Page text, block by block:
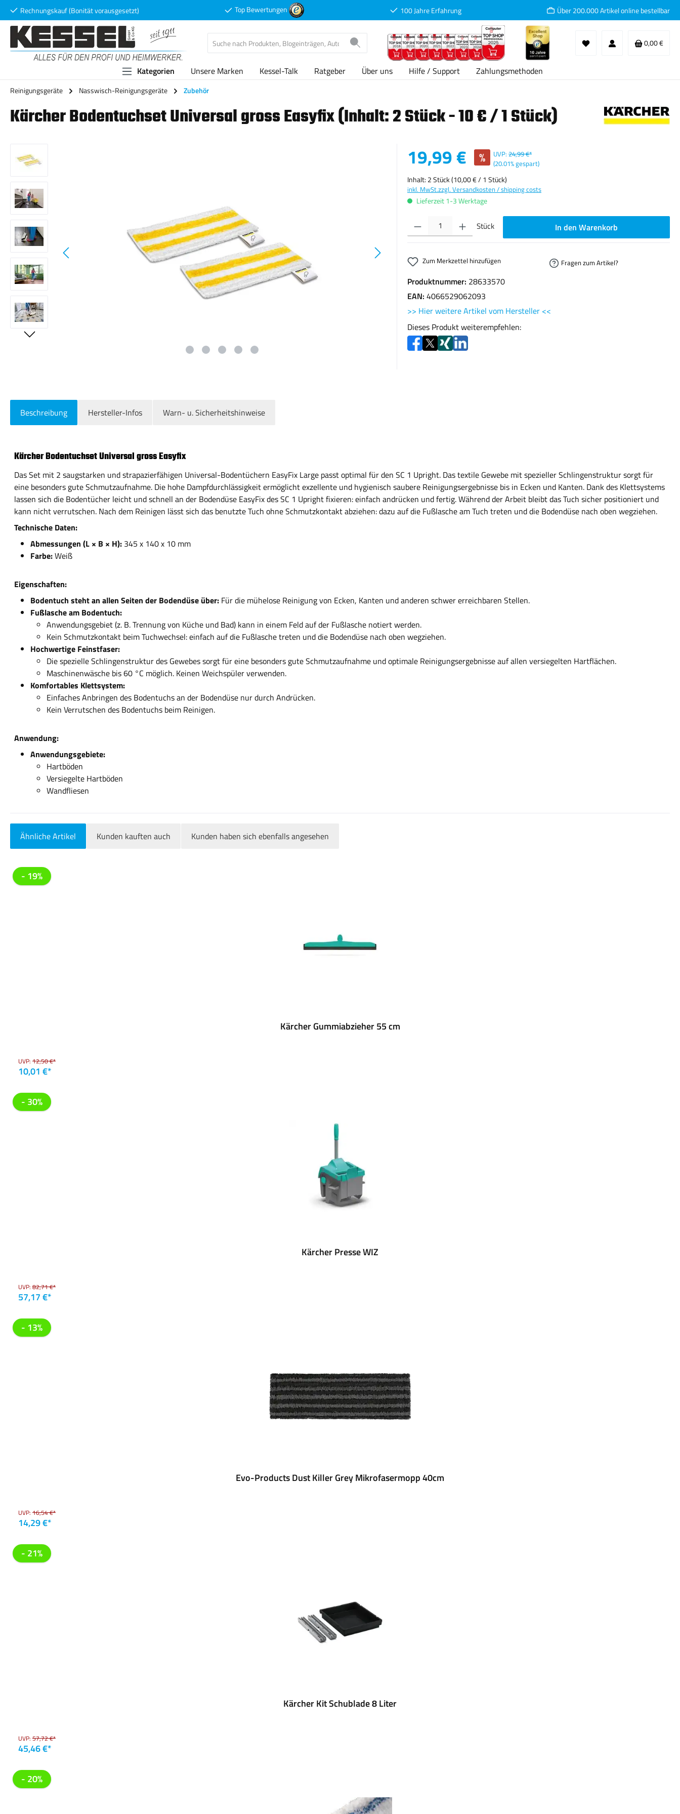
Hauptinhalt springen
Zur Suche springen
Zur Hauptnavigation springen
Rechnungskauf (Bonität vorausgesetzt) Top Bewertungen 100 Jahre Erfahrung Über 200.000 Artikel online bestellbar
0,00 €
Kategorien Unsere Marken Kessel-Talk Ratgeber Über uns Hilfe / Support Zahlungsmethoden
Reinigungsgeräte Nasswisch-Reinigungsgeräte Zubehör
Kärcher Bodentuchset Universal gross Easyfix (Inhalt: 2 Stück - 10 € / 1 Stück)
Verkaufspreis:
19,99 € % UVP: 24,99 €*
(20.01% gespart)
Inhalt: 2 Stück(10,00 € / 1 Stück)
inkl. MwSt.zzgl. Versandkosten / shipping costs
Lieferzeit 1-3 Werktage
Produkt Anzahl: Gib den gewünschten Wert ein oder benutze die Schaltflächen um die Anzahl zu erhöhen
Stück In den Warenkorb
Zum Merkzettel hinzufügen Fragen zum Artikel?
Produktnummer: 28633570
EAN: 4066529062093
>> Hier weitere Artikel vom Hersteller <<
Dieses Produkt weiterempfehlen:
Beschreibung Hersteller-Infos Warn- u. Sicherheitshinweise
Kärcher Bodentuchset Universal gross Easyfix
Das Set mit 2 saugstarken und strapazierfähigen Universal-Bodentüchern EasyFix Large passt optimal für den SC 1 Upright. Das textile Gewebe mit spezieller Schlingenstruktur sorgt für
eine besonders gute Schmutzaufnahme. Die hohe Dampfdurchlässigkeit ermöglicht exzellente und hygienisch saubere Reinigungsergebnisse bis in Ecken und Kanten. Dank des Klettsystems
lassen sich die Bodentücher leicht und schnell an der Bodendüse EasyFix des SC 1 Upright fixieren: einfach andrücken und fertig. Während der Arbeit bleibt das Tuch sicher positioniert und
kann nicht verrutschen. Nach dem Reinigen lässt sich das benutzte Tuch ohne Schmutzkontakt abziehen: dazu auf die Fußlasche am Tuch treten und die Bodendüse nach oben wegziehen.
Technische Daten:
Abmessungen (L × B × H): 345 x 140 x 10 mm
Farbe:Weiß
Eigenschaften:
Bodentuch steht an allen Seiten der Bodendüse über: Für die mühelose Reinigung von Ecken, Kanten und anderen schwer erreichbaren Stellen.
Fußlasche am Bodentuch:
Anwendungsgebiet (z. B. Trennung von Küche und Bad) kann in einem Feld auf der Fußlasche notiert werden.
Kein Schmutzkontakt beim Tuchwechsel: einfach auf die Fußlasche treten und die Bodendüse nach oben wegziehen.
Hochwertige Feinstfaser:
Die spezielle Schlingenstruktur des Gewebes sorgt für eine besonders gute Schmutzaufnahme und optimale Reinigungsergebnisse auf allen versiegelten Hartflächen.
Maschinenwäsche bis 60 °C möglich. Keinen Weichspüler verwenden.
Komfortables Klettsystem:
Einfaches Anbringen des Bodentuchs an der Bodendüse nur durch Andrücken.
Kein Verrutschen des Bodentuchs beim Reinigen.
Anwendung:
Anwendungsgebiete:
Hartböden
Versiegelte Hartböden
Wandfliesen
Ähnliche Artikel Kunden kauften auch Kunden haben sich ebenfalls angesehen
Produktgalerie überspringen
- 19%
Kärcher Gummiabzieher 55 cm
UVP: 12,50 €*
10,01 €*
- 30%
Kärcher Presse WIZ
UVP: 82,71 €*
57,17 €*
- 13%
Evo-Products Dust Killer Grey Mikrofasermopp 40cm
UVP: 16,54 €*
14,29 €*
- 21%
Kärcher Kit Schublade 8 Liter
UVP: 57,72 €*
45,46 €*
- 20%